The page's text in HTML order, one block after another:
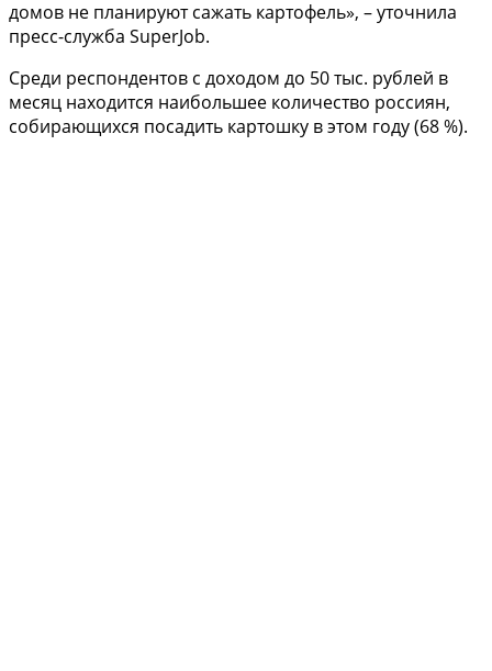
домов не планируют сажать картофель», – уточнила
пресс-служба SuperJob.
Среди респондентов с доходом до 50 тыс. рублей в
месяц находится наибольшее количество россиян,
собирающихся посадить картошку в этом году (68 %).